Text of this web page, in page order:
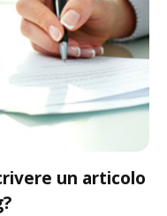
un articolo